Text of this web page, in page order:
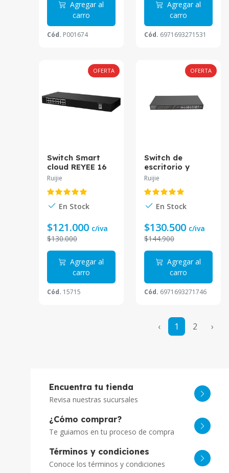
Agregar al
carro
Cód. P001674
Agregar al
carro
Cód. 6971693271531
OFERTA
Switch Smart
cloud REYEE 16
puertos
10/100/1000
Mbps RG-
ES216GC-V2
Ruijie
En Stock
$121.000 c/iva
$130.000
Agregar al
carro
Cód. 15715
OFERTA
Switch de
escritorio y
rackeable REYEE
no admini 16
puertos PoE
10/100Mbps
10/100/1000Mbp
RG-ES118S-LP
Ruijie
En Stock
$130.500 c/iva
$144.900
Agregar al
carro
Cód. 6971693271746
‹ 1 2 ›
Encuentra tu tienda
Revisa nuestras sucursales
¿Cómo comprar?
Te guiamos en tu proceso de compra
Términos y condiciones
Conoce los términos y condiciones